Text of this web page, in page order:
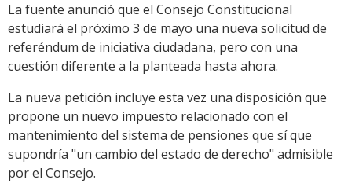
La fuente anunció que el Consejo Constitucional
estudiará el próximo 3 de mayo una nueva solicitud de
referéndum de iniciativa ciudadana, pero con una
cuestión diferente a la planteada hasta ahora.
La nueva petición incluye esta vez una disposición que
propone un nuevo impuesto relacionado con el
mantenimiento del sistema de pensiones que sí que
supondría "un cambio del estado de derecho" admisible
por el Consejo.